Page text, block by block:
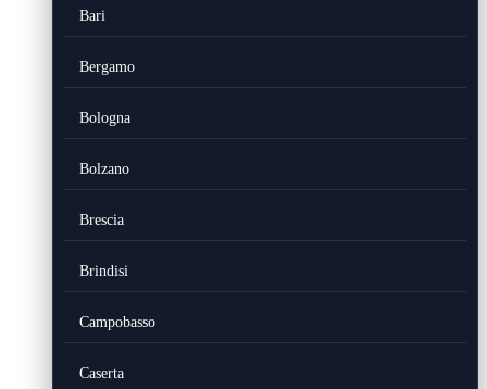
Bari
Bergamo
Bologna
Bolzano
Brescia
Brindisi
Campobasso
Caserta